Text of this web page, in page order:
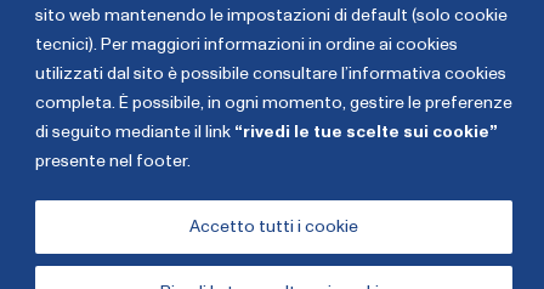
sito web mantenendo le impostazioni di default (solo cookie
tecnici). Per maggiori informazioni in ordine ai cookies
utilizzati dal sito è possibile consultare l’informativa cookies
completa. È possibile, in ogni momento, gestire le preferenze
di seguito mediante il link “rivedi le tue scelte sui cookie”
presente nel footer.
Accetto tutti i cookie
Enrico
Giovannini